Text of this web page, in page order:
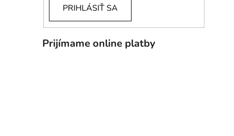
PRIHLÁSIŤ SA
Prijímame online platby